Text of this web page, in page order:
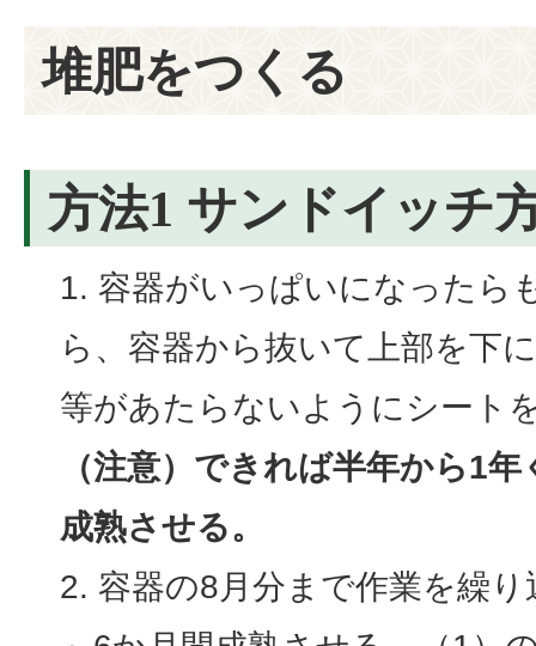
堆肥をつくる
方法1 サンドイッチ
容器がいっぱいになったら
ら、容器から抜いて上部を下
等があたらないようにシート
（注意）できれば半年から1
成熟させる。
容器の8月分まで作業を繰